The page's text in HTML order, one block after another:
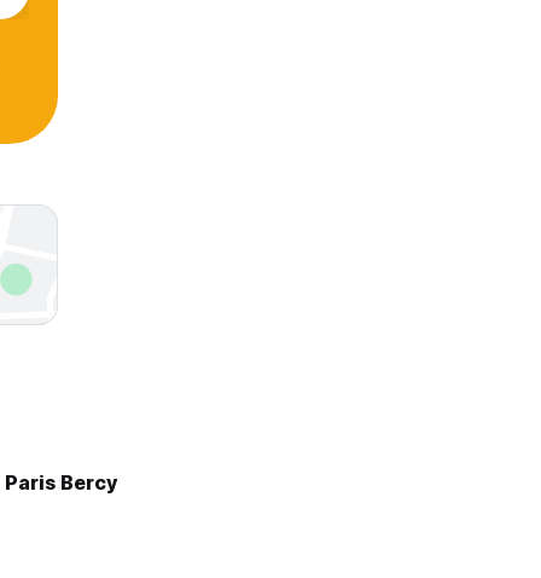
Paris Bercy